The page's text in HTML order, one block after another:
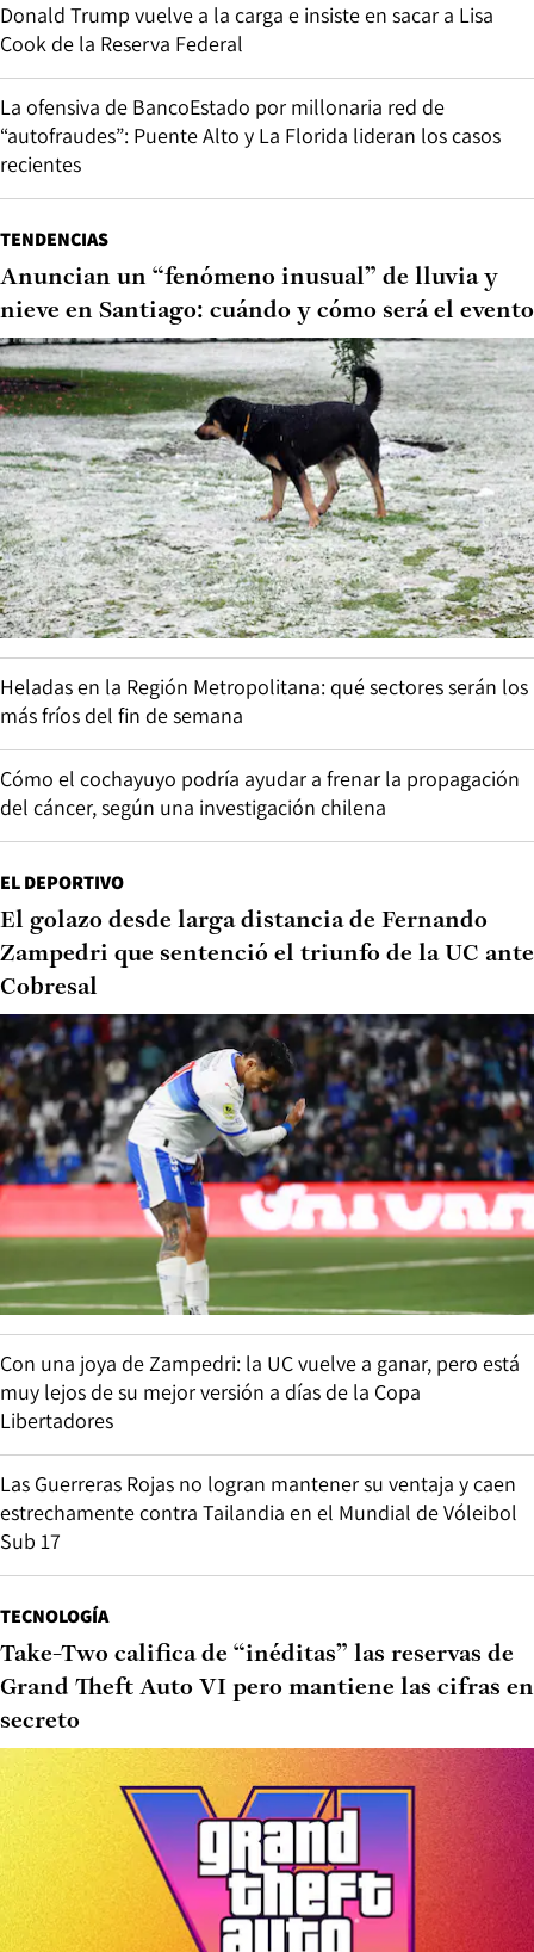
Donald Trump vuelve a la carga e insiste en sacar a Lisa
Cook de la Reserva Federal
La ofensiva de BancoEstado por millonaria red de
“autofraudes”: Puente Alto y La Florida lideran los casos
recientes
TENDENCIAS
Anuncian un “fenómeno inusual” de lluvia y
nieve en Santiago: cuándo y cómo será el evento
Heladas en la Región Metropolitana: qué sectores serán los
más fríos del fin de semana
Cómo el cochayuyo podría ayudar a frenar la propagación
del cáncer, según una investigación chilena
EL DEPORTIVO
El golazo desde larga distancia de Fernando
Zampedri que sentenció el triunfo de la UC ante
Cobresal
Con una joya de Zampedri: la UC vuelve a ganar, pero está
muy lejos de su mejor versión a días de la Copa
Libertadores
Las Guerreras Rojas no logran mantener su ventaja y caen
estrechamente contra Tailandia en el Mundial de Vóleibol
Sub 17
TECNOLOGÍA
Take-Two califica de “inéditas” las reservas de
Grand Theft Auto VI pero mantiene las cifras en
secreto